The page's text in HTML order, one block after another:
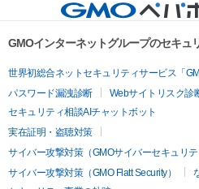
GMOインターネットグループのセキュ
世界初総合ネットセキュリティサービス「
パスワード漏洩診断
Webサイトリスク診
セキュリティ相談AIチャットボット
実在証明・盗聴対策
サイバー攻撃対策（GMOサイバーセキュリテ
サイバー攻撃対策（GMO Flatt Security）